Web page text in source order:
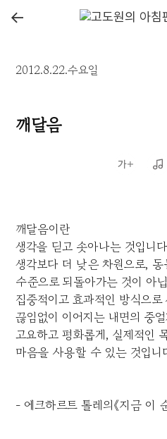
←
2012.8.22.수요일
깨달음
깨달음이란
생각을 딛고 솟아나는 것입니
생각보다 더 낮은 차원으로, 동
수준으로 되돌아가는 것이 아
집중적이고 효과적인 방식으
끊임없이 이어지는 내면의 중
고요하고 평화롭게, 실제적인
마음을 사용할 수 있는 것입니
- 에크하르트 톨레의《지금 이